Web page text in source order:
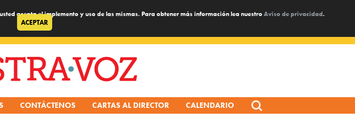
acepta el implemento y uso de las mismas. Para obtener más información lea nuestroAviso de privacidad.
ACEPTAR
CONTÁCTENOS CARTAS AL DIRECTOR CALENDARIO
Search
for: